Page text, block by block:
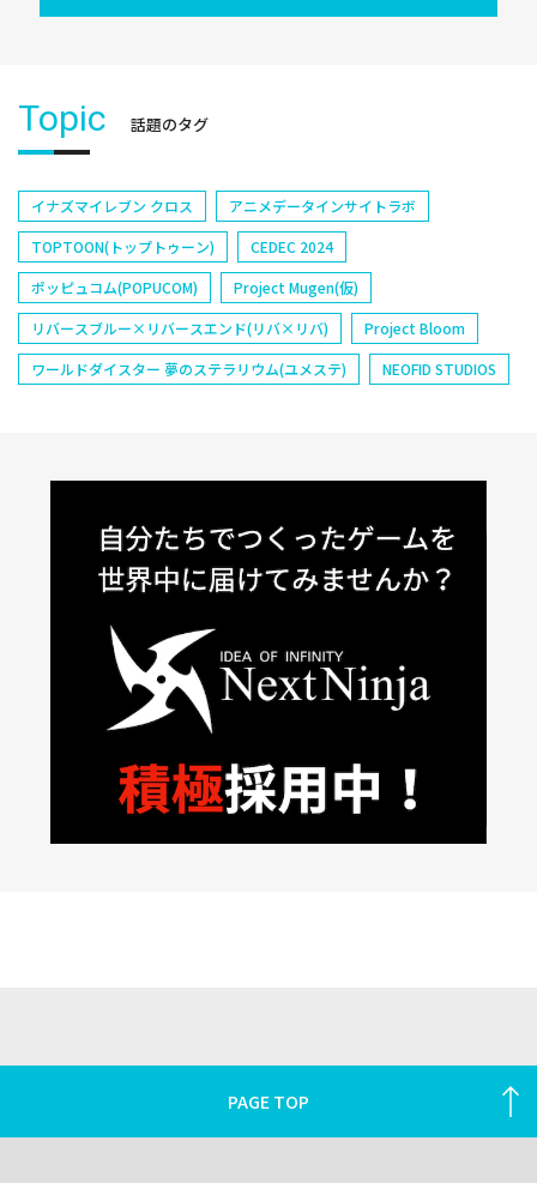
Topic 話題のタグ
イナズマイレブン クロス
アニメデータインサイトラボ
TOPTOON(トップトゥーン)
CEDEC 2024
ポッピュコム(POPUCOM)
Project Mugen(仮)
リバースブルー×リバースエンド(リバ×リバ)
Project Bloom
ワールドダイスター 夢のステラリウム(ユメステ)
NEOFID STUDIOS
PAGE TOP